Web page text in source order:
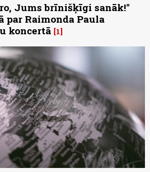
Jums brīnišķīgi sanāk!"
par Raimonda Paula
koncertā 1